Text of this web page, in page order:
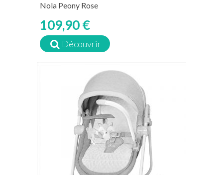
Nola Peony Rose
109,90 €
Découvrir